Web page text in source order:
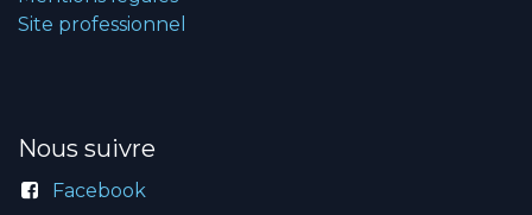
Site professionnel
Nous suivre
Facebook